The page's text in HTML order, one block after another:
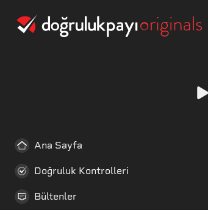
Ana Sayfa
Doğruluk Kontrolleri
Bültenler